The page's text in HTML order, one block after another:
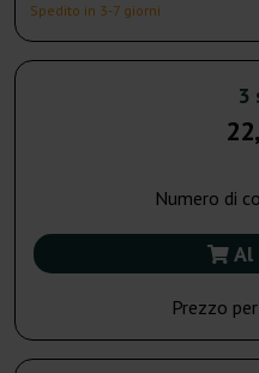
Spedito in 3-7 giorni
3
Numero di
Al
Prezzo